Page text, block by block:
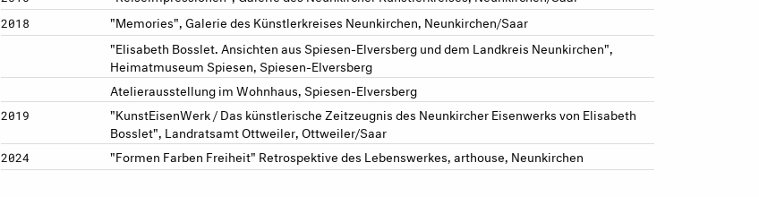
2018
"Memories", Galerie des Künstlerkreises Neunkirchen, Neunkirchen/Saar
"Elisabeth Bosslet. Ansichten aus Spiesen-Elversberg und dem Landkreis Neunkirchen",
Heimatmuseum Spiesen, Spiesen-Elversberg
Atelierausstellung im Wohnhaus, Spiesen-Elversberg
2019
"KunstEisenWerk / Das künstlerische Zeitzeugnis des Neunkircher Eisenwerks von Elisabeth
Bosslet", Landratsamt Ottweiler, Ottweiler/Saar
2024 "Formen Farben Freiheit" Retrospektive des Lebenswerkes, arthouse, Neunkirchen